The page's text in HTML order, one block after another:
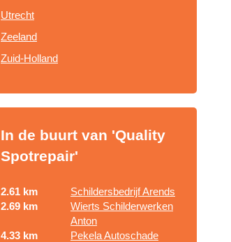
Utrecht
Zeeland
Zuid-Holland
In de buurt van 'Quality
Spotrepair'
2.61 km
Schildersbedrijf Arends
2.69 km
Wierts Schilderwerken
Anton
4.33 km
Pekela Autoschade